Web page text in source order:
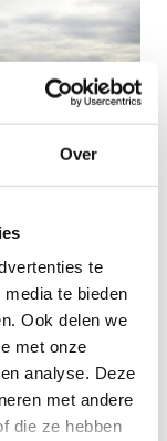
Over
te
te bieden
Ook delen we
met onze
analyse. Deze
met andere
die ze hebben